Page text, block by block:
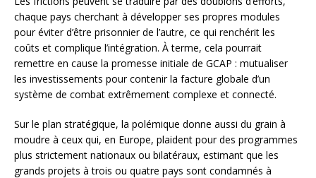
chaque pays cherchant à développer ses propres modules
pour éviter d’être prisonnier de l’autre, ce qui renchérit les
coûts et complique l’intégration. À terme, cela pourrait
remettre en cause la promesse initiale de GCAP : mutualiser
les investissements pour contenir la facture globale d’un
système de combat extrêmement complexe et connecté.
Sur le plan stratégique, la polémique donne aussi du grain à
moudre à ceux qui, en Europe, plaident pour des programmes
plus strictement nationaux ou bilatéraux, estimant que les
grands projets à trois ou quatre pays sont condamnés à